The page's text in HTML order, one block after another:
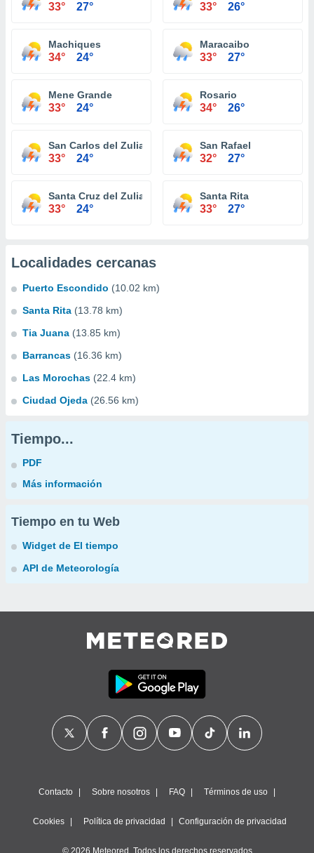
33° 27° 33° 26°
Machiques
34° 24°
Maracaibo
33° 27°
Mene Grande
33° 24°
Rosario
34° 26°
San Carlos del Zulia
33° 24°
San Rafael
32° 27°
Santa Cruz del Zulia
33° 24°
Santa Rita
33° 27°
Localidades cercanas
Puerto Escondido (10.02 km)
Santa Rita (13.78 km)
Tia Juana (13.85 km)
Barrancas (16.36 km)
Las Morochas (22.4 km)
Ciudad Ojeda (26.56 km)
Tiempo...
PDF
Más información
Tiempo en tu Web
Widget de El tiempo
API de Meteorología
Contacto Sobre nosotros FAQ Términos de uso
Cookies Política de privacidad Configuración de privacidad
© 2026 Meteored. Todos los derechos reservados